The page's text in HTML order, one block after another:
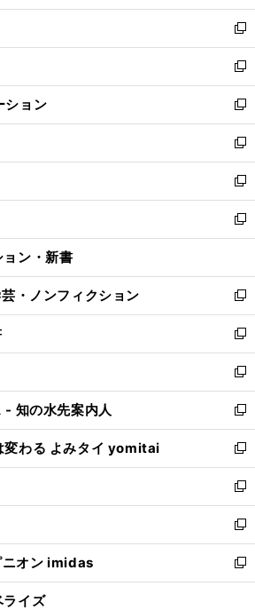
開
く
ウ
で
開
く
ン
ド
ウ
で
開
く
新
し
い
ウ
ィ
ン
ド
ウ
で
開
く
新
し
い
ウ
ィ
ン
ド
ウ
で
開
ション
新
し
い
ウ
ィ
ン
ド
ウ
開
く
新
し
い
ウ
ィ
ン
ウ
で
開
く
新
し
い
ウ
ン
ド
ウ
で
開
く
新
し
ウ
ィ
ン
ド
ウ
で
開
く
ン・新書
・ノンフィクション
新
し
い
ウ
ィ
ン
ド
ウ
で
開
く
新
し
い
ウ
ィ
ン
ド
ウ
で
開
く
新
し
い
ウ
ィ
ン
ド
ウ
で
開
く
- 知の水先案内人
新
し
い
ウ
ィ
ン
ド
ウ
で
開
変わる よみタイ yomitai
新
し
い
ウ
ィ
ン
ド
ウ
新
し
い
ウ
ィ
ン
新
し
い
ウ
ニオン imidas
新
し
ライズ